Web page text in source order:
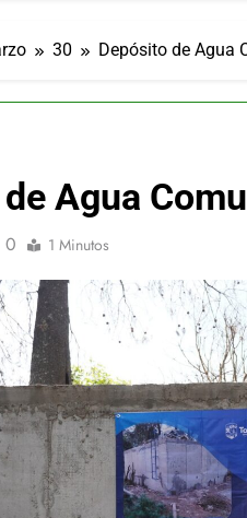
30 Depósito de Agua
Agua
0 1 Minutos